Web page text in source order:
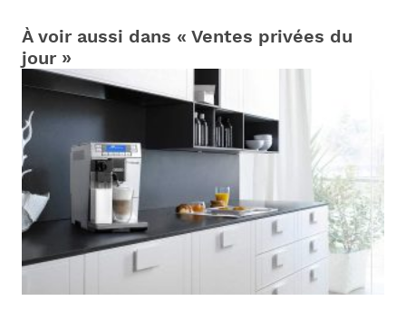
À voir aussi dans « Ventes privées du
jour »